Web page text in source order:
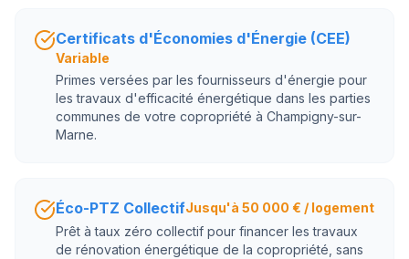
Certificats d'Économies d'Énergie (CEE)
Variable
Primes versées par les fournisseurs d'énergie pour
les travaux d'efficacité énergétique dans les parties
communes de votre copropriété à Champigny-sur-
Marne.
Éco-PTZ CollectifJusqu'à 50 000 € / logement
Prêt à taux zéro collectif pour financer les travaux
de rénovation énergétique de la copropriété, sans